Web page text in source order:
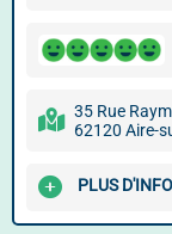
35 Rue
62120 Aire-
PLUS